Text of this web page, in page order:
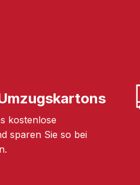
kostenlose
sparen Sie so bei